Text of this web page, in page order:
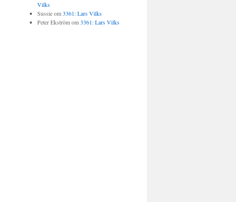
Vilks
Sussieom3361: Lars Vilks
Peter Ekströmom3361: Lars Vilks